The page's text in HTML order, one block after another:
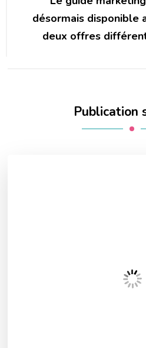
désormais disponible
deux offres
Publication